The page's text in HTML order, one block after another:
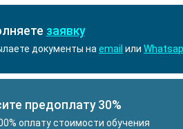
заявку
документы на email или
предоплату 30%
оплату стоимости обучения